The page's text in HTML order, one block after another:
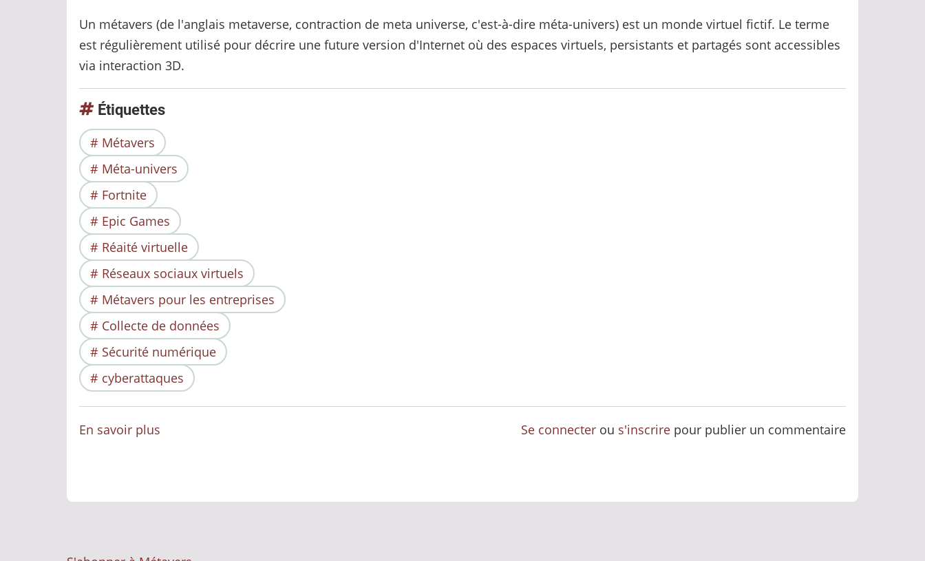
Un métavers (de l'anglais metaverse, contraction de meta universe, c'est-à-dire méta-univers) est un monde virtuel fictif. Le terme
est régulièrement utilisé pour décrire une future version d'Internet où des espaces virtuels, persistants et partagés sont accessibles
via interaction 3D.
Étiquettes
Métavers
Méta-univers
Fortnite
Epic Games
Réaité virtuelle
Réseaux sociaux virtuels
Métavers pour les entreprises
Collecte de données
Sécurité numérique
cyberattaques
En savoir plus Se connecter ou s'inscrire pour publier un commentaire